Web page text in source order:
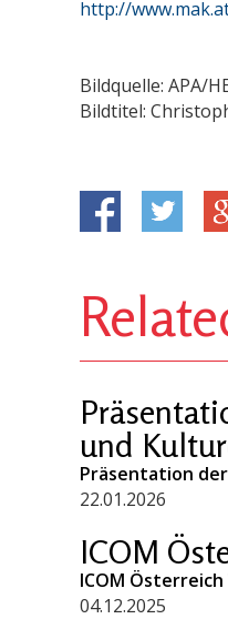
http://
Bildquelle: APA/
Bildtitel:
und
Präsentation
22.01.2026
ICOM
ICOM
04.12.2025